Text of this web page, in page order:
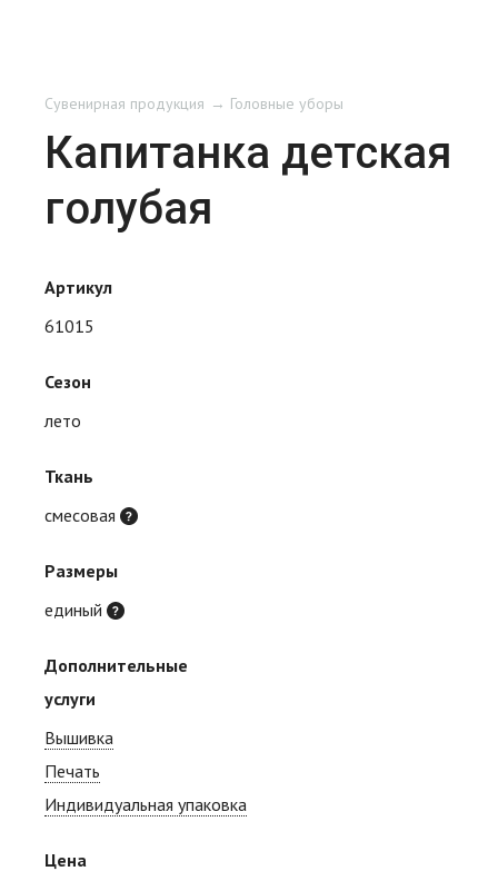
Сувенирная продукция Головные уборы
Капитанка детская
голубая
Артикул
61015
Сезон
лето
Ткань
смесовая
Размеры
единый
Дополнительные
услуги
Вышивка
Печать
Индивидуальная упаковка
Цена